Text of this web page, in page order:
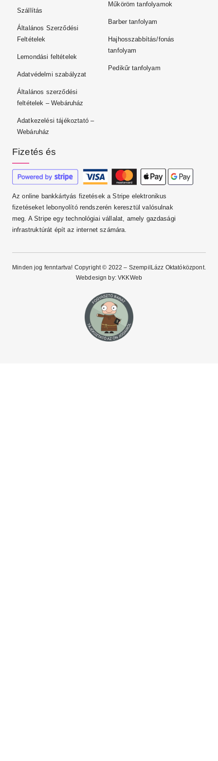
Szállítás
Általános Szerződési
Feltételek
Lemondási feltételek
Adatvédelmi szabályzat
Általános szerződési
feltételek – Webáruház
Adatkezelési tájékoztató –
Webáruház
Műköröm tanfolyamok
Barber tanfolyam
Hajhosszabbítás/fonás
tanfolyam
Pedikűr tanfolyam
Fizetés és
Az online bankkártyás fizetések a Stripe elektronikus
fizetéseket lebonyolító rendszerén keresztül valósulnak
meg. A Stripe egy technológiai vállalat, amely gazdasági
infrastruktúrát épít az internet számára.
Minden jog fenntartva! Copyright © 2022 – SzempilLázz Oktatóközpont.
Webdesign by:VKKWeb